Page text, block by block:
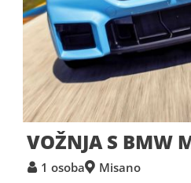
VOŽNJA S BMW
1 osoba Misano